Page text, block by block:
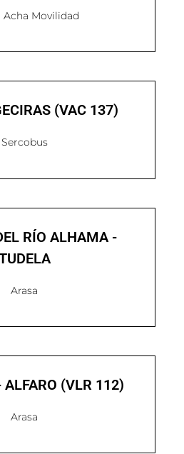
Acha Movilidad
(VAC 137)
Sercobus
RÍO ALHAMA -
Arasa
ALFARO (VLR 112)
Arasa